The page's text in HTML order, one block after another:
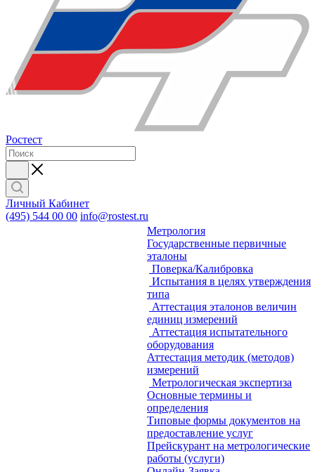
Ростест
Личный Кабинет
(495) 544 00 00 info@rostest.ru
Метрология
Государственные первичные
эталоны
Поверка/Калибровка
Испытания в целях утверждения
типа
Аттестация эталонов величин
единиц измерений
Аттестация испытательного
оборудования
Аттестация методик (методов)
измерений
Метрологическая экспертиза
Основные термины и
определения
Типовые формы документов на
предоставление услуг
Прейскурант на метрологические
работы (услуги)